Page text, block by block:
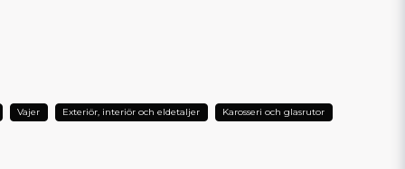
DIN AIXAM?
Vajer Exteriör, interiör och eldetaljer Karosseri och glasrutor